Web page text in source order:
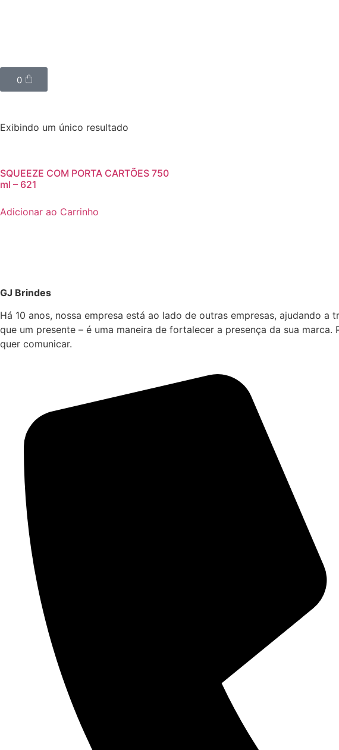
0
Exibindo um único resultado
SQUEEZE COM PORTA CARTÕES 750
ml – 621
Adicionar ao Carrinho
GJ Brindes
Há 10 anos, nossa empresa está ao lado de outras empresas, ajudando
que um presente – é uma maneira de fortalecer a presença da sua
quer comunicar.